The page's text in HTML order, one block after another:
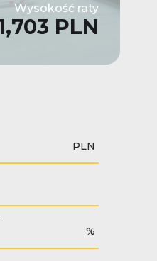
Wysokość raty
PLN
PLN
%